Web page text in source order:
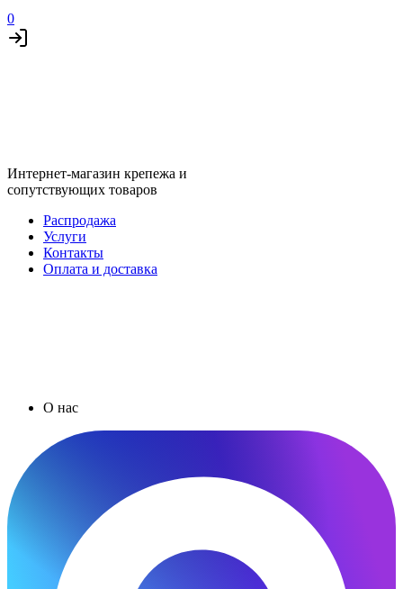
0
Интернет-магазин крепежа и
сопутствующих товаров
Распродажа
Услуги
Контакты
Оплата и доставка
О нас